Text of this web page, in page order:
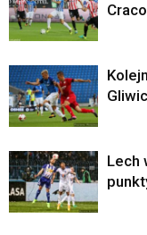
Lech